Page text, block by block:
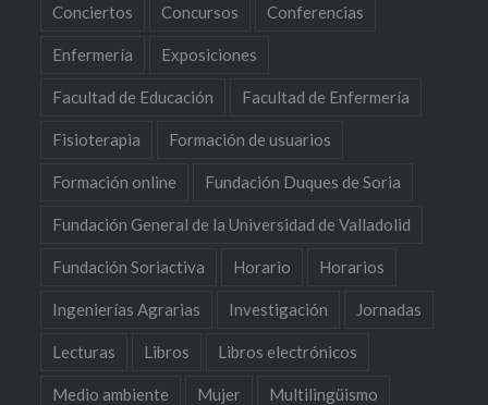
Conciertos Concursos Conferencias
Enfermería Exposiciones
Facultad de Educación Facultad de Enfermería
Fisioterapia Formación de usuarios
Formación online Fundación Duques de Soria
Fundación General de la Universidad de Valladolid
Fundación Soriactiva Horario Horarios
Ingenierías Agrarias Investigación Jornadas
Lecturas Libros Libros electrónicos
Medio ambiente Mujer Multilingüismo